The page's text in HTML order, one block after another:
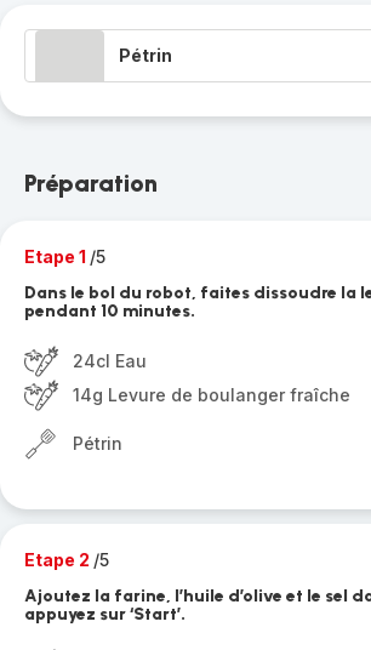
Pétrin
Préparation
Etape 1 /5
Dans le bol du robot, faites dissoudre la
pendant 10 minutes.
24cl Eau
14g Levure de boulanger fraîche
Pétrin
Etape 2 /5
Ajoutez la farine, l’huile d’olive et le sel
appuyez sur ‘Start’.